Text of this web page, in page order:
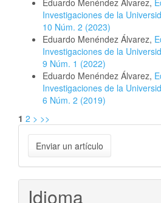
Eduardo Menéndez Álvarez,
Investigaciones de la
10 Núm. 2 (2023)
Eduardo Menéndez Álvarez,
Investigaciones de la
9 Núm. 1 (2022)
Eduardo Menéndez Álvarez,
Investigaciones de la
6 Núm. 2 (2019)
1 2 > >>
Enviar
un
artículo
Enviar un artículo
Idioma